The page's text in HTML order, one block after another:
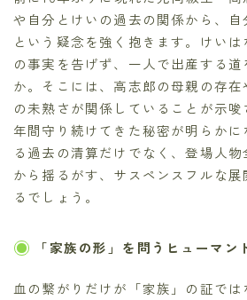
や自分とけいの過去の関係から、
という疑念を強く抱きます。けい
の事実を告げず、一人で出産する道
か。そこには、高志郎の母親の存在
の未熟さが関係していることが示
年間守り続けてきた秘密が明らか
る過去の清算だけでなく、登場人
から揺るがす、サスペンスフルな
るでしょう。
「家族の形」を問うヒューマン
血の繋がりだけが「家族」の証で